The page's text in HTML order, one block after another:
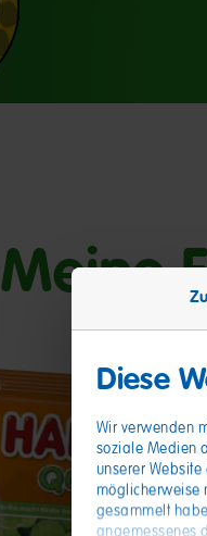
Diese
Wir verwenden
soziale Medien
unserer
möglicherweise
gesammelt
angemessenes
Meine